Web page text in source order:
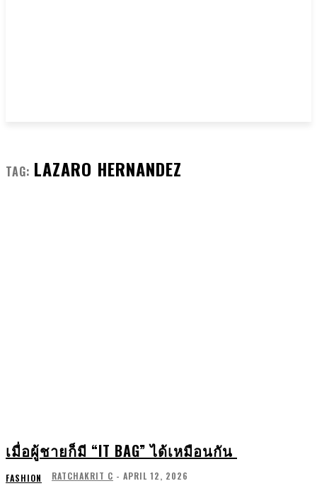
TAG: LAZARO HERNANDEZ
เมื่อผู้ชายก็มี “IT BAG” ได้เหมือนกัน
FASHION RATCHAKRIT C - APRIL 12, 2026